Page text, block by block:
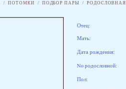
/ ПОТОМКИ / ПОДБОР ПАРЫ / РОДОСЛОВНАЯ
Отец:
Мать:
Дата рождения:
No родословной:
Пол: